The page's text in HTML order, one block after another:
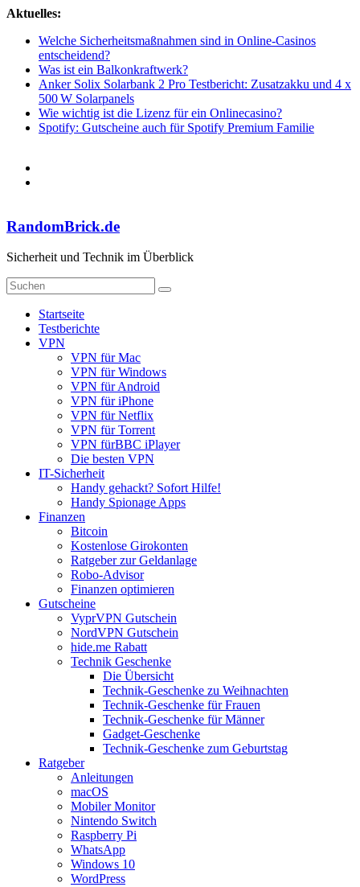
Zum
springen
Aktuelles:
Welche Sicherheitsmaßnahmen sind in Online-Casinos
entscheidend?
Was ist ein Balkonkraftwerk?
Anker Solix Solarbank 2 Pro Testbericht: Zusatzakku und 4 x
500 W Solarpanels
Wie wichtig ist die Lizenz für ein Onlinecasino?
Spotify: Gutscheine auch für Spotify Premium Familie
RandomBrick.de
Sicherheit und Technik im Überblick
Startseite
Testberichte
VPN
VPN für Mac
VPN für Windows
VPN für Android
VPN für iPhone
VPN für Netflix
VPN für Torrent
VPN fürBBC iPlayer
Die besten VPN
IT-Sicherheit
Handy gehackt? Sofort Hilfe!
Handy Spionage Apps
Finanzen
Bitcoin
Kostenlose Girokonten
Ratgeber zur Geldanlage
Robo-Advisor
Finanzen optimieren
Gutscheine
VyprVPN Gutschein
NordVPN Gutschein
hide.me Rabatt
Technik Geschenke
Die Übersicht
Technik-Geschenke zu Weihnachten
Technik-Geschenke für Frauen
Technik-Geschenke für Männer
Gadget-Geschenke
Technik-Geschenke zum Geburtstag
Ratgeber
Anleitungen
macOS
Mobiler Monitor
Nintendo Switch
Raspberry Pi
WhatsApp
Windows 10
WordPress